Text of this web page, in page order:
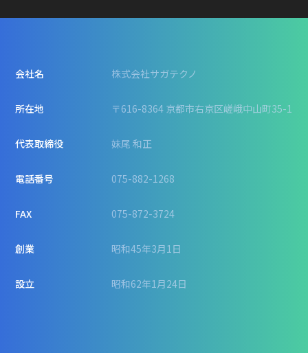
会社名 株式会社サガテクノ
所在地 〒616-8364 京都市右京区嵯峨中山町35-1
代表取締役 妹尾 和正
電話番号 075-882-1268
FAX 075-872-3724
創業 昭和45年3月1日
設立 昭和62年1月24日